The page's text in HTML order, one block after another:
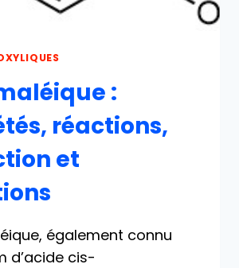
:
réactions,
et
également connu
d’acide cis-